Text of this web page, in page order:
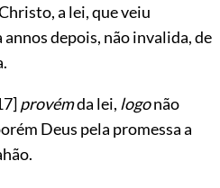
a lei, que veiu
depois, não invalida, de
provémda lei, logonão
Deus pela promessa a